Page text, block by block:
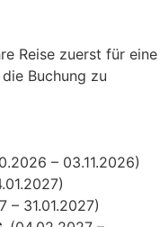
Reise zuerst für eine
Buchung zu
– 03.11.2026)
– 31.01.2027)